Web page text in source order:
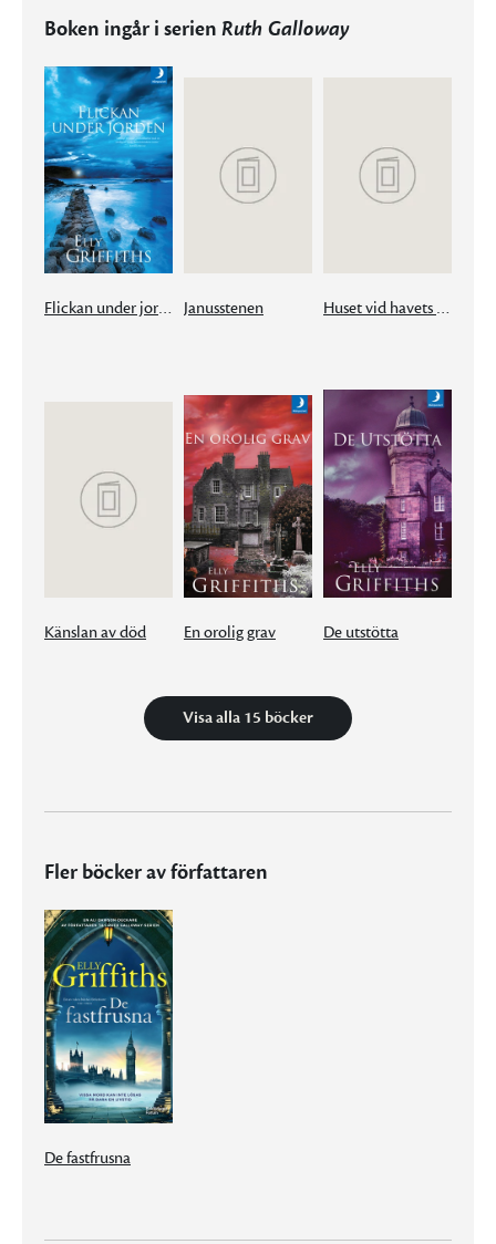
Boken ingår i serien Ruth Galloway
Flickan under jorden Janusstenen Huset vid havets slut
Känslan av död En orolig grav De utstötta
Visa alla 15 böcker
Fler böcker av författaren
De fastfrusna